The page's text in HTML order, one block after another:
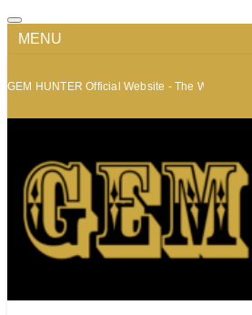
MENU
GEM HUNTER Official Website - The World of